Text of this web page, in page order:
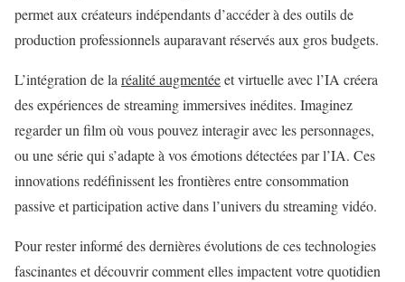
permet aux créateurs indépendants d’accéder à des outils de
production professionnels auparavant réservés aux gros budgets.
L’intégration de la réalité augmentéeet virtuelle avec l’IA créera
des expériences de streaming immersives inédites. Imaginez
regarder un film où vous pouvez interagir avec les personnages,
ou une série qui s’adapte à vos émotions détectées par l’IA. Ces
innovations redéfinissent les frontières entre consommation
passive et participation active dans l’univers du streaming vidéo.
Pour rester informé des dernières évolutions de ces technologies
fascinantes et découvrir comment elles impactent votre quotidien